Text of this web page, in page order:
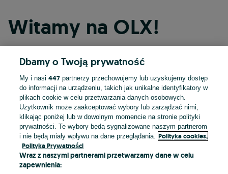
Witamy na OLX!
Kontynuuj przez Facebooka
Kontynuuj przez konto Apple
Kontynuuj przez konto Google
LUB
Dbamy o Twoją prywatność
My i nasi447 partnerzy przechowujemy lub uzyskujemy dostęp
do informacji na urządzeniu, takich jak unikalne identyfikatory w
plikach cookie w celu przetwarzania danych osobowych.
Użytkownik może zaakceptować wybory lub zarządzać nimi,
klikając poniżej lub w dowolnym momencie na stronie polityki
prywatności. Te wybory będą sygnalizowane naszym partnerom
i nie będą miały wpływu na dane przeglądania.
Polityka cookies,
Polityka Prywatności
Wraz z naszymi partnerami przetwarzamy dane w celu
zapewnienia: